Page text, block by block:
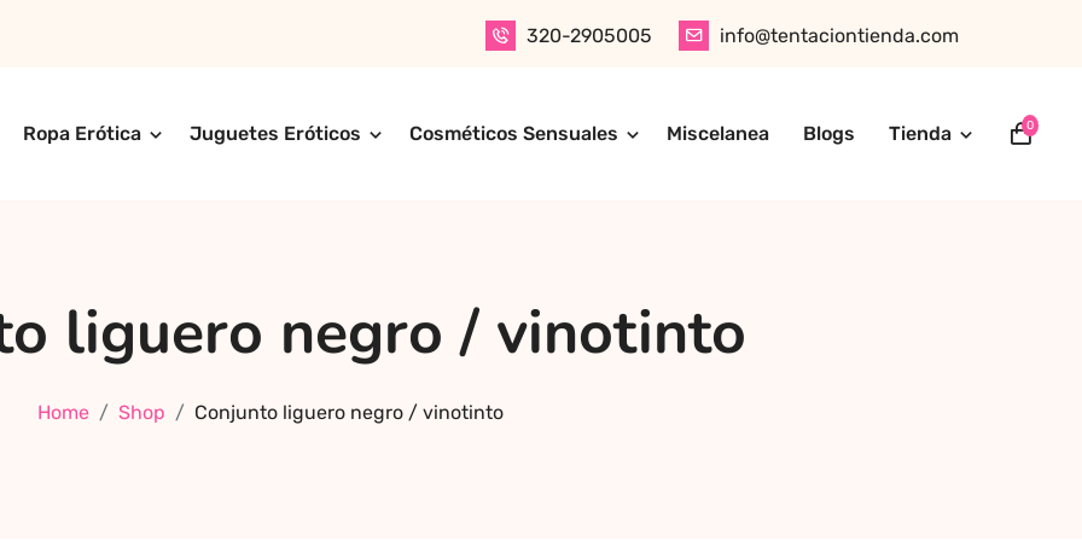
320-2905005 info@tentaciontienda.com
Ropa Erótica Juguetes Eróticos Cosméticos Sensuales Miscelanea Blogs Tienda 0
liguero negro / vinotinto
Home Shop Conjunto liguero negro / vinotinto